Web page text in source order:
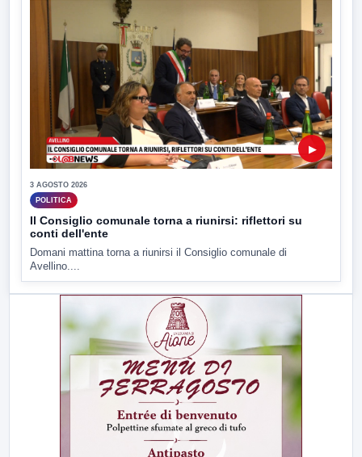
▶
3 AGOSTO 2026
POLITICA
Il Consiglio comunale torna a riunirsi: riflettori su
conti dell'ente
Domani mattina torna a riunirsi il Consiglio comunale di
Avellino....